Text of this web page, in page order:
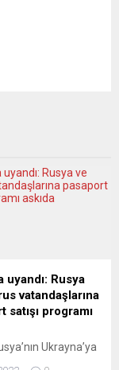
uyandı: Rusya
vatandaşlarına
satışı programı
Ukrayna’ya